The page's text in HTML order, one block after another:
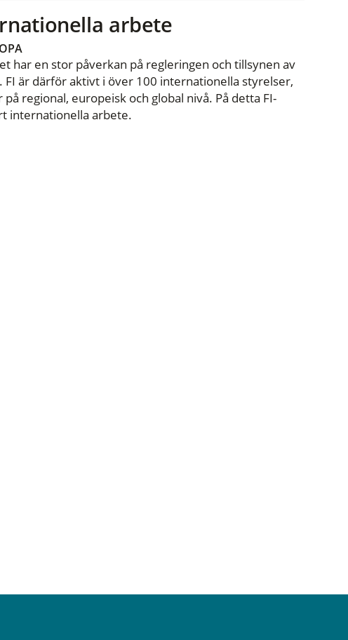
arbete
har en stor påverkan på regleringen och tillsynen av
FI är därför aktivt i över 100 internationella styrelser,
regional, europeisk och global nivå. På detta FI-
internationella arbete.